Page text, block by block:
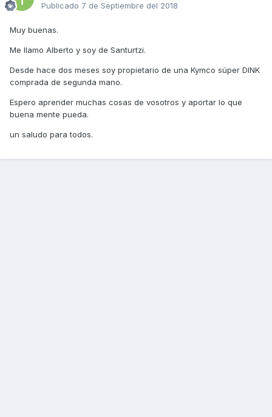
Publicado 7 de Septiembre del 2018
Muy buenas.
Me llamo Alberto y soy de Santurtzi.
Desde hace dos meses soy propietario de una Kymco súper DINK
comprada de segunda mano.
Espero aprender muchas cosas de vosotros y aportar lo que
buena mente pueda.
un saludo para todos.